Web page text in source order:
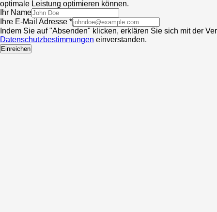
optimale Leistung optimieren können.
Ihr Name
Ihre E-Mail Adresse *
Indem Sie auf "Absenden" klicken, erklären Sie sich mit der
Datenschutzbestimmungen einverstanden.